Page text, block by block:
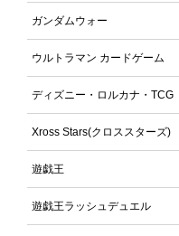
ガンダムウォー
ウルトラマン カードゲーム
ディズニー・ロルカナ・TCG
Xross Stars(クロススターズ)
遊戯王
遊戯王ラッシュデュエル